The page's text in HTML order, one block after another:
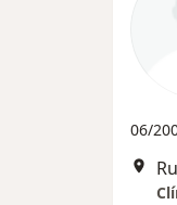
06/